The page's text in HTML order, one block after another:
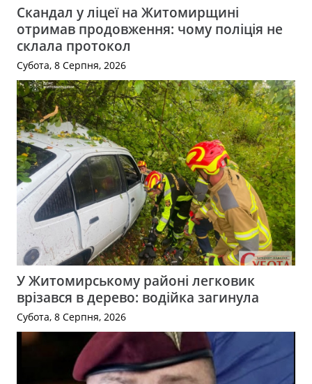
Скандал у ліцеї на Житомирщині
отримав продовження: чому поліція не
склала протокол
Субота, 8 Серпня, 2026
У Житомирському районі легковик
врізався в дерево: водійка загинула
Субота, 8 Серпня, 2026